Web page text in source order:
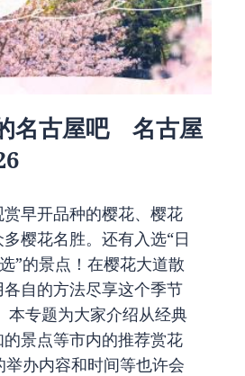
名古屋吧 名古屋
早开品种的樱花、樱花
樱花名胜。还有入选“日
”的景点！在樱花大道散
自的方法尽享这个季节
本专题为大家介绍从经典
景点等市内的推荐赏花
办内容和时间等也许会